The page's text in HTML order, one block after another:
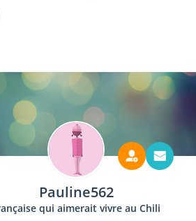
Pauline562
qui aimerait vivre au Chili